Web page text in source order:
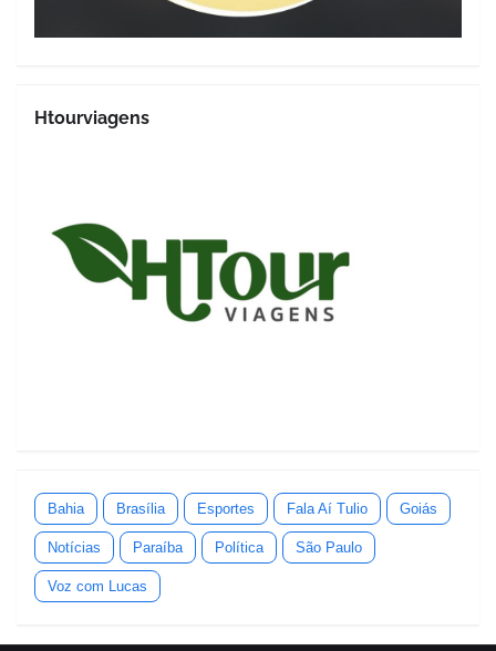
Htourviagens
Bahia Brasília Esportes Fala Aí Tulio Goiás
Notícias Paraíba Política São Paulo
Voz com Lucas